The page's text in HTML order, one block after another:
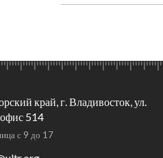
край, г. Владивосток, ул.
514
с 9 до 17